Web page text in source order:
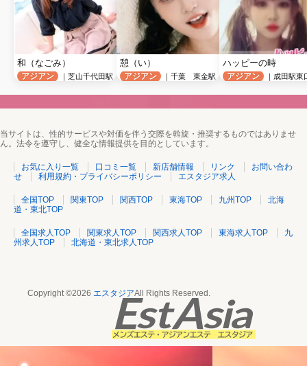
和（なごみ）
アジアン ｜芝山千代田駅
憩（い）
アジアン ｜千葉 東金駅
ハッピーの時
アジアン ｜成田駅東
当サイトは、性的サービスや対価を伴う交際を斡旋・推奨するものではありませ
ん。法令を遵守し、健全な情報提供を目的としています。
お気に入り一覧 口コミ一覧 新店舗情報 リンク
お問い合わ
せ
利用規約・プライバシーポリシー エスタジア求人
全国TOP 関東TOP 関西TOP 東海TOP 九州TOP
北海
道・東北TOP
全国求人TOP 関東求人TOP 関西求人TOP 東海求人TOP
九
州求人TOP
北海道・東北求人TOP
Copyright ©2026 エスタジアAll Rights Reserved.